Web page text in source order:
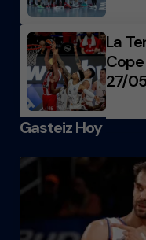
La
27/
Gasteiz Hoy